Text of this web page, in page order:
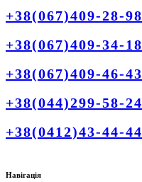
+38(067)409-28-98
+38(067)409-34-18
+38(067)409-46-43
+38(044)299-58-24
+38(0412)43-44-44
Навігація